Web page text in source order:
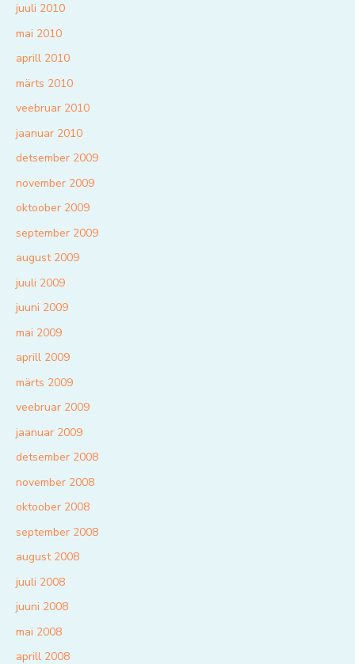
juuli 2010
mai 2010
aprill 2010
märts 2010
veebruar 2010
jaanuar 2010
detsember 2009
november 2009
oktoober 2009
september 2009
august 2009
juuli 2009
juuni 2009
mai 2009
aprill 2009
märts 2009
veebruar 2009
jaanuar 2009
detsember 2008
november 2008
oktoober 2008
september 2008
august 2008
juuli 2008
juuni 2008
mai 2008
aprill 2008